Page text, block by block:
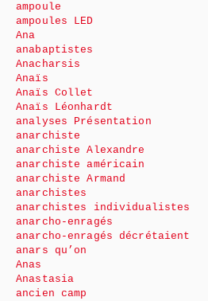
ampoule
ampoules LED
Ana
anabaptistes
Anacharsis
Anaïs
Anaïs Collet
Anaïs Léonhardt
analyses Présentation
anarchiste
anarchiste Alexandre
anarchiste américain
anarchiste Armand
anarchistes
anarchistes individualistes
anarcho-enragés
anarcho-enragés décrétaient
anars qu’on
Anas
Anastasia
ancien camp